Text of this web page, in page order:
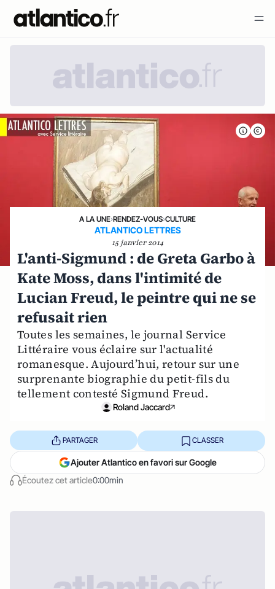
A LA UNE›RENDEZ-VOUS›CULTURE
ATLANTICO LETTRES
15 janvier 2014
L'anti-Sigmund : de Greta Garbo à
Kate Moss, dans l'intimité de
Lucian Freud, le peintre qui ne se
refusait rien
Toutes les semaines, le journal Service
Littéraire vous éclaire sur l'actualité
romanesque. Aujourd’hui, retour sur une
surprenante biographie du petit-fils du
tellement contesté Sigmund Freud.
Roland Jaccard
Écoutez cet article0:00min
PARTAGER CLASSER
Ajouter Atlantico en favori sur Google